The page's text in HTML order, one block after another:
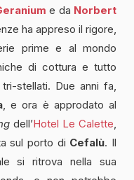
e da Norbert
ha appreso il rigore,
prime e al mondo
di cottura e tutto
stellati. Due anni fa,
, e ora è approdato al
dell’Hotel Le Calette,
sul porto di Cefalù. Il
si ritrova nella sua